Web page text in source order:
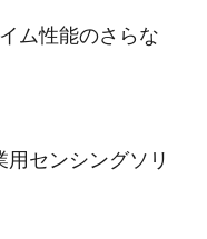
ム性能のさらな
センシングソリ